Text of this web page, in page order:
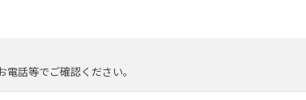
話等でご確認ください。